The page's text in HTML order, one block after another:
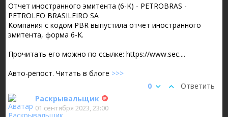
Отчет иностранного эмитента (6-K) - PETROBRAS -
PETROLEO BRASILEIRO SA
Компания с кодом PBR выпустила отчет иностранного
эмитента, форма 6-K.
Прочитать его можно по ссылке: https://www.sec....
Авто-репост. Читать в блоге >>>
Ответить
0
Раскрывальщик
01 сентября 2023, 23:00